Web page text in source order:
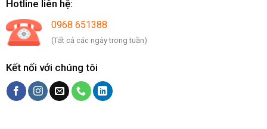
Hotline liên hệ:
0968 651388
(Tất cả các ngày trong tuần)
Kết nối với chúng tôi